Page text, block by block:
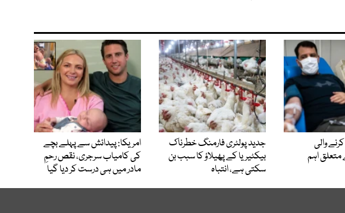
والی
اہم
جدید پولٹری فارمنگ خطرناک
بیکٹیریا کے پھیلاؤ کا سبب بن
سکتی ہے، انتباہ
امریکا: پیدائش سے پہلے بچے
کی کامیاب سرجری، نقص رحمِ
مادر میں ہی درست کر دیا گیا